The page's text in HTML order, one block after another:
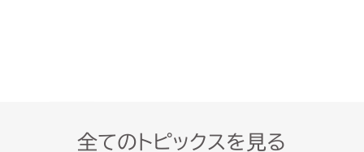
全てのトピックスを見る